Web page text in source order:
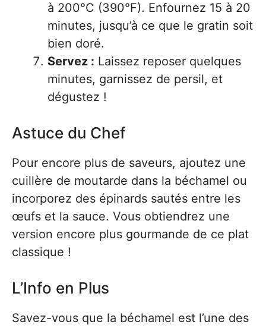
à 200°C (390°F). Enfournez 15 à 20
minutes, jusqu’à ce que le gratin soit
bien doré.
Servez : Laissez reposer quelques
minutes, garnissez de persil, et
dégustez !
Astuce du Chef
Pour encore plus de saveurs, ajoutez une
cuillère de moutarde dans la béchamel ou
incorporez des épinards sautés entre les
œufs et la sauce. Vous obtiendrez une
version encore plus gourmande de ce plat
classique !
L’Info en Plus
Savez-vous que la béchamel est l’une des